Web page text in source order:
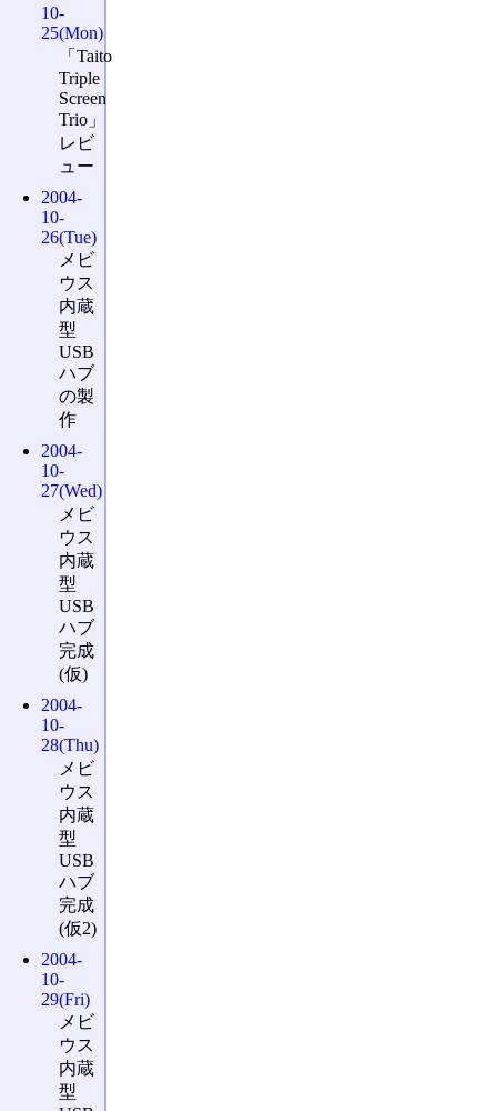
10-
25(Mon)
「Taito
Triple
Screen
Trio」
レビ
ュー
2004-
10-
26(Tue)
メビ
ウス
内蔵
型
USB
ハブ
の製
作
2004-
10-
27(Wed)
メビ
ウス
内蔵
型
USB
ハブ
完成
(仮)
2004-
10-
28(Thu)
メビ
ウス
内蔵
型
USB
ハブ
完成
(仮2)
2004-
10-
29(Fri)
メビ
ウス
内蔵
型